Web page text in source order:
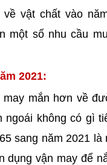
vật chất vào
một số nhu cầu
2021:
mắn hơn về
không có gì
sang năm 2021
dụng vận may để